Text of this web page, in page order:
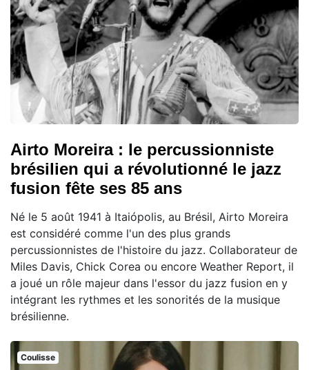
Airto Moreira : le percussionniste
brésilien qui a révolutionné le jazz
fusion fête ses 85 ans
Né le 5 août 1941 à Itaiópolis, au Brésil, Airto Moreira
est considéré comme l'un des plus grands
percussionnistes de l'histoire du jazz. Collaborateur de
Miles Davis, Chick Corea ou encore Weather Report, il
a joué un rôle majeur dans l'essor du jazz fusion en y
intégrant les rythmes et les sonorités de la musique
brésilienne.
Coulisse